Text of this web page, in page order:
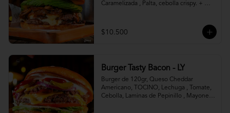
Caramelizada , Palta, cebolla crispy. +
$10.500
Burger Tasty Bacon - LY
Burger de 120gr, Queso Cheddar
Americano, TOCINO, Lechuga , Tomate,
Cebolla, Laminas de Pepinillo , Mayonesa